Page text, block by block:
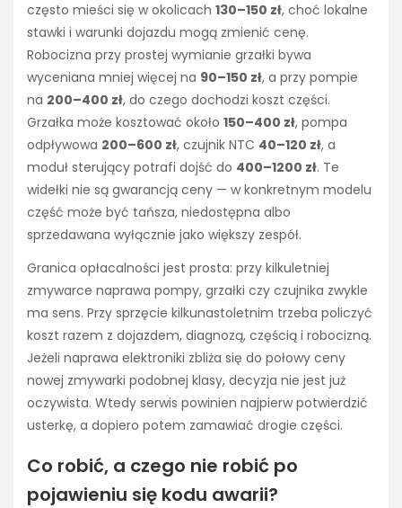
często mieści się w okolicach 130–150 zł, choć lokalne
stawki i warunki dojazdu mogą zmienić cenę.
Robocizna przy prostej wymianie grzałki bywa
wyceniana mniej więcej na 90–150 zł, a przy pompie
na 200–400 zł, do czego dochodzi koszt części.
Grzałka może kosztować około 150–400 zł, pompa
odpływowa 200–600 zł, czujnik NTC 40–120 zł, a
moduł sterujący potrafi dojść do 400–1200 zł. Te
widełki nie są gwarancją ceny — w konkretnym modelu
część może być tańsza, niedostępna albo
sprzedawana wyłącznie jako większy zespół.
Granica opłacalności jest prosta: przy kilkuletniej
zmywarce naprawa pompy, grzałki czy czujnika zwykle
ma sens. Przy sprzęcie kilkunastoletnim trzeba policzyć
koszt razem z dojazdem, diagnozą, częścią i robocizną.
Jeżeli naprawa elektroniki zbliża się do połowy ceny
nowej zmywarki podobnej klasy, decyzja nie jest już
oczywista. Wtedy serwis powinien najpierw potwierdzić
usterkę, a dopiero potem zamawiać drogie części.
Co robić, a czego nie robić po
pojawieniu się kodu awarii?